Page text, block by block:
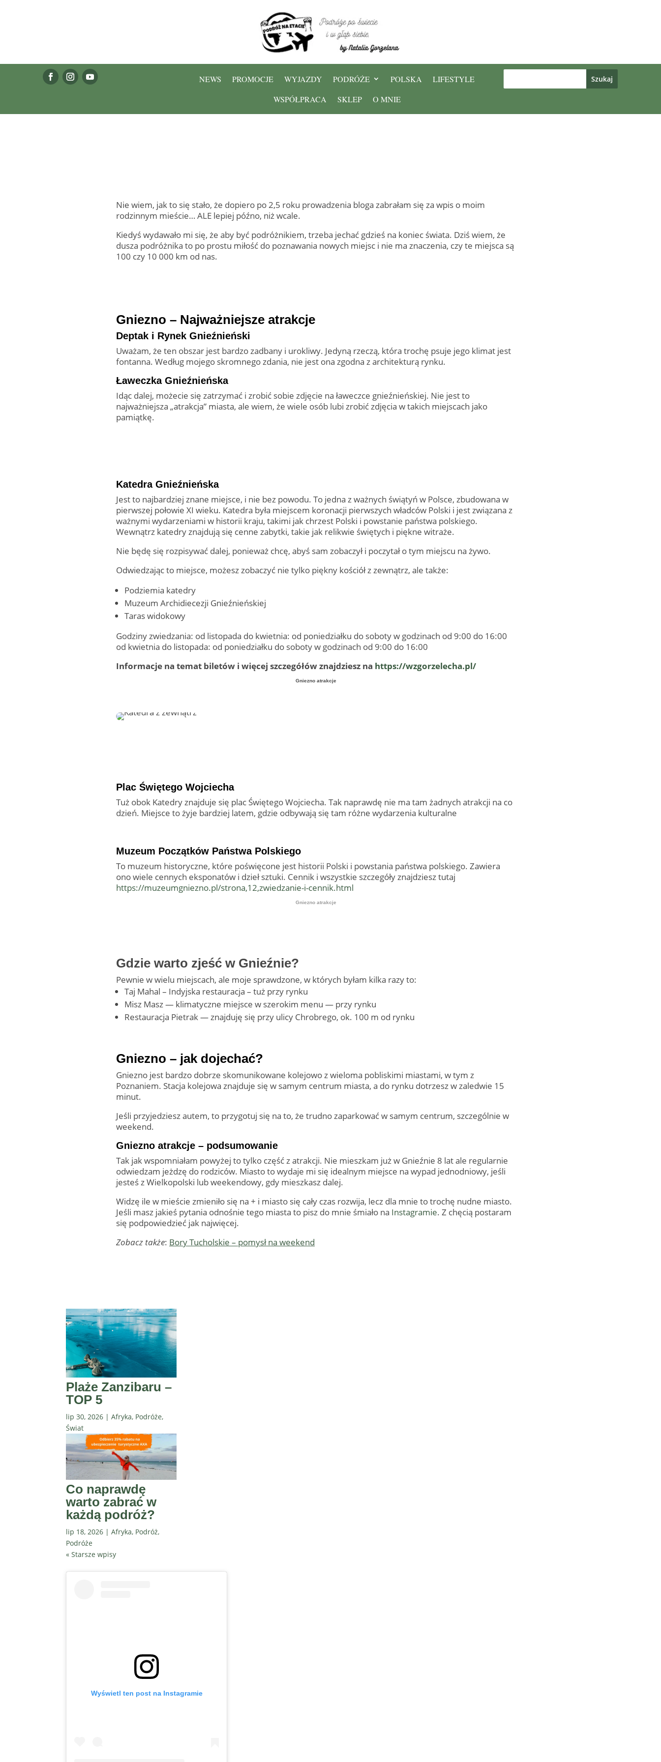
NEWS PROMOCJE WYJAZDY PODRÓŻE POLSKA
LIFESTYLE
WSPÓŁPRACA
SKLEP O MNIE
Nie wiem, jak to się stało, że dopiero po 2,5 roku prowadzenia bloga zabrałam się za wpis o moim
rodzinnym mieście… ALE lepiej późno, niż wcale.
Kiedyś wydawało mi się, że aby być podróżnikiem, trzeba jechać gdzieś na koniec świata. Dziś wiem, że
dusza podróżnika to po prostu miłość do poznawania nowych miejsc i nie ma znaczenia, czy te miejsca są
100 czy 10 000 km od nas.
Gniezno – Najważniejsze atrakcje
Deptak i Rynek Gnieźnieński
Uważam, że ten obszar jest bardzo zadbany i urokliwy. Jedyną rzeczą, która trochę psuje jego klimat jest
fontanna. Według mojego skromnego zdania, nie jest ona zgodna z architekturą rynku.
Ławeczka Gnieźnieńska
Idąc dalej, możecie się zatrzymać i zrobić sobie zdjęcie na ławeczce gnieźnieńskiej. Nie jest to
najważniejsza „atrakcja” miasta, ale wiem, że wiele osób lubi zrobić zdjęcia w takich miejscach jako
pamiątkę.
Katedra Gnieźnieńska
Jest to najbardziej znane miejsce, i nie bez powodu. To jedna z ważnych świątyń w Polsce, zbudowana w
pierwszej połowie XI wieku. Katedra była miejscem koronacji pierwszych władców Polski i jest związana z
ważnymi wydarzeniami w historii kraju, takimi jak chrzest Polski i powstanie państwa polskiego.
Wewnątrz katedry znajdują się cenne zabytki, takie jak relikwie świętych i piękne witraże.
Nie będę się rozpisywać dalej, ponieważ chcę, abyś sam zobaczył i poczytał o tym miejscu na żywo.
Odwiedzając to miejsce, możesz zobaczyć nie tylko piękny kościół z zewnątrz, ale także:
Podziemia katedry
Muzeum Archidiecezji Gnieźnieńskiej
Taras widokowy
Godziny zwiedzania: od listopada do kwietnia: od poniedziałku do soboty w godzinach od 9:00 do 16:00
od kwietnia do listopada: od poniedziałku do soboty w godzinach od 9:00 do 16:00
Informacje na temat biletów i więcej szczegółów znajdziesz na https://wzgorzelecha.pl/
Gniezno atrakcje
Plac Świętego Wojciecha
Tuż obok Katedry znajduje się plac Świętego Wojciecha. Tak naprawdę nie ma tam żadnych atrakcji na co
dzień. Miejsce to żyje bardziej latem, gdzie odbywają się tam różne wydarzenia kulturalne
Muzeum Początków Państwa Polskiego
To muzeum historyczne, które poświęcone jest historii Polski i powstania państwa polskiego. Zawiera
ono wiele cennych eksponatów i dzieł sztuki. Cennik i wszystkie szczegóły znajdziesz tutaj
https://muzeumgniezno.pl/strona,12,zwiedzanie-i-cennik.html
Gniezno atrakcje
Gdzie warto zjeść w Gnieźnie?
Pewnie w wielu miejscach, ale moje sprawdzone, w których byłam kilka razy to:
Taj Mahal – Indyjska restauracja – tuż przy rynku
Misz Masz — klimatyczne miejsce w szerokim menu — przy rynku
Restauracja Pietrak — znajduję się przy ulicy Chrobrego, ok. 100 m od rynku
Gniezno – jak dojechać?
Gniezno jest bardzo dobrze skomunikowane kolejowo z wieloma pobliskimi miastami, w tym z
Poznaniem. Stacja kolejowa znajduje się w samym centrum miasta, a do rynku dotrzesz w zaledwie 15
minut.
Jeśli przyjedziesz autem, to przygotuj się na to, że trudno zaparkować w samym centrum, szczególnie w
weekend.
Gniezno atrakcje – podsumowanie
Tak jak wspomniałam powyżej to tylko część z atrakcji. Nie mieszkam już w Gnieźnie 8 lat ale regularnie
odwiedzam jeżdzę do rodziców. Miasto to wydaje mi się idealnym miejsce na wypad jednodniowy, jeśli
jesteś z Wielkopolski lub weekendowy, gdy mieszkasz dalej.
Widzę ile w mieście zmieniło się na + i miasto się cały czas rozwija, lecz dla mnie to trochę nudne miasto.
Jeśli masz jakieś pytania odnośnie tego miasta to pisz do mnie śmiało na Instagramie. Z chęcią postaram
się podpowiedzieć jak najwięcej.
Zobacz także: Bory Tucholskie – pomysł na weekend
Plaże Zanzibaru –
TOP 5
lip 30, 2026 |Afryka, Podróże,
Świat
Co naprawdę
warto zabrać w
każdą podróż?
lip 18, 2026 |Afryka, Podróż,
Podróże
« Starsze wpisy
Wyświetl ten post na Instagramie